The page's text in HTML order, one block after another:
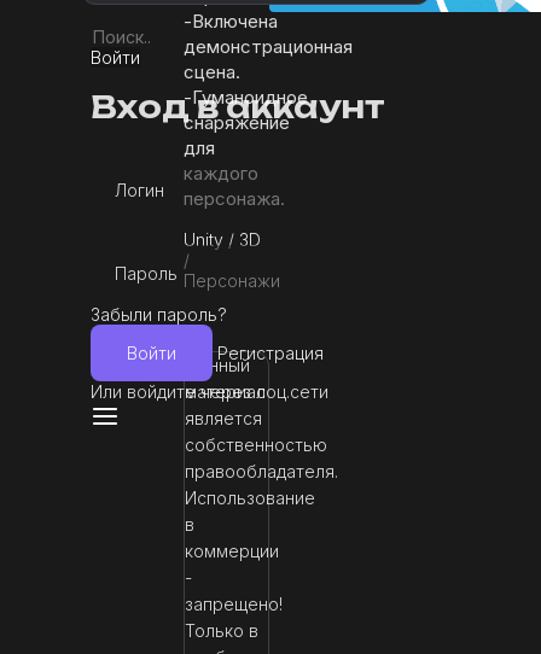
Войти
Вход в аккаунт
Логин
Пароль
Забыли пароль?
Войти
Регистрация
Или войдите через соц.сети
-Включена
демонстрационная
сцена.
-Гуманоидное
снаряжение
для
каждого
персонажа.
Unity / 3D
/
Персонажи
Данный
материал
является
собственностью
правообладателя.
Использование
в
коммерции
-
запрещено!
Только в